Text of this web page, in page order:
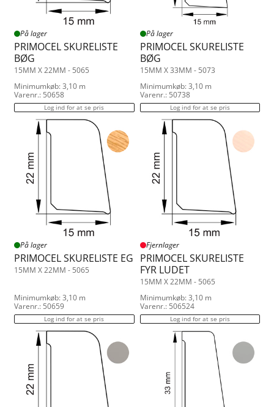
På lager
PRIMOCEL SKURELISTE
BØG
15MM X 22MM - 5065
Minimumkøb: 3,10 m
Varenr.: 50658
Log ind for at se pris
På lager
PRIMOCEL SKURELISTE
BØG
15MM X 33MM - 5073
Minimumkøb: 3,10 m
Varenr.: 50738
Log ind for at se pris
På lager
PRIMOCEL SKURELISTE EG
15MM X 22MM - 5065
Minimumkøb: 3,10 m
Varenr.: 50659
Log ind for at se pris
Fjernlager
PRIMOCEL SKURELISTE
FYR LUDET
15MM X 22MM - 5065
Minimumkøb: 3,10 m
Varenr.: 506524
Log ind for at se pris